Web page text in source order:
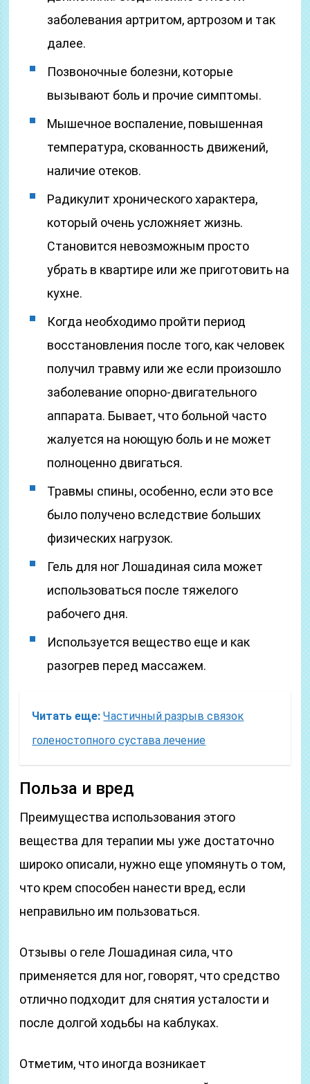
заболевания артритом, артрозом и так
далее.
Позвоночные болезни, которые
вызывают боль и прочие симптомы.
Мышечное воспаление, повышенная
температура, скованность движений,
наличие отеков.
Радикулит хронического характера,
который очень усложняет жизнь.
Становится невозможным просто
убрать в квартире или же приготовить на
кухне.
Когда необходимо пройти период
восстановления после того, как человек
получил травму или же если произошло
заболевание опорно-двигательного
аппарата. Бывает, что больной часто
жалуется на ноющую боль и не может
полноценно двигаться.
Травмы спины, особенно, если это все
было получено вследствие больших
физических нагрузок.
Гель для ног Лошадиная сила может
использоваться после тяжелого
рабочего дня.
Используется вещество еще и как
разогрев перед массажем.
Читать еще: Частичный разрыв связок
голеностопного сустава лечение
Польза и вред
Преимущества использования этого
вещества для терапии мы уже достаточно
широко описали, нужно еще упомянуть о том,
что крем способен нанести вред, если
неправильно им пользоваться.
Отзывы о геле Лошадиная сила, что
применяется для ног, говорят, что средство
отлично подходит для снятия усталости и
после долгой ходьбы на каблуках.
Отметим, что иногда возникает